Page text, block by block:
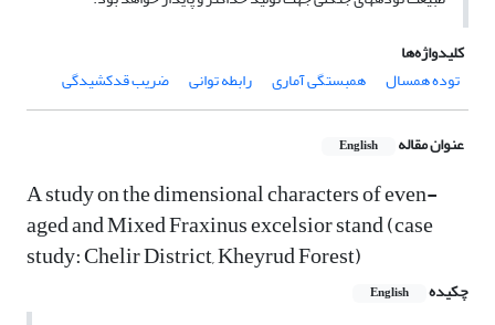
کلیدواژه‌ها
توده همسال
همبستگی آماری رابطه توانی ضریب قدکشیدگی
عنوان مقاله English
A study on the dimensional characters of even-
aged and Mixed Fraxinus excelsior stand (case
study: Chelir District, Kheyrud Forest)
چکیده English